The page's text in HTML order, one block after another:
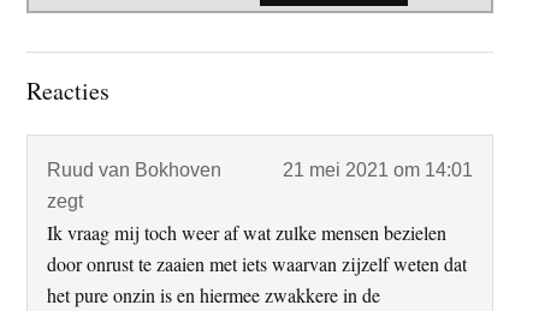
Lees
Reacties
Ruud van Bokhoven
zegt
21 mei 2021 om 14:01
Ik vraag mij toch weer af wat zulke mensen bezielen
door onrust te zaaien met iets waarvan zijzelf weten dat
het pure onzin is en hiermee zwakkere in de